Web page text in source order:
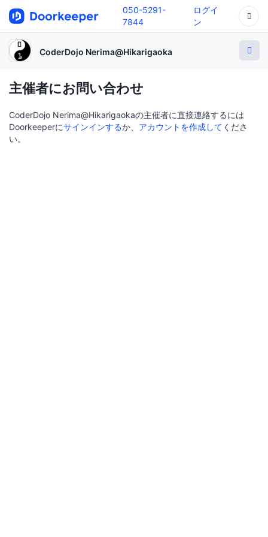
050-5291-
7844
ログイ
ン
CoderDojo Nerima@Hikarigaoka
主催者にお問い合わせ
CoderDojo Nerima@Hikarigaokaの主催者に直接連絡するには
Doorkeeperにサインインするか、 アカウントを作成して くださ
い。